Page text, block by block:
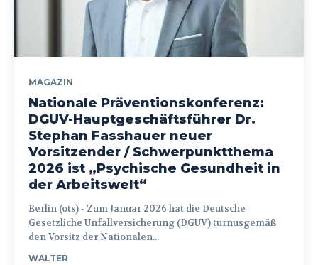
MAGAZIN
Nationale Präventionskonferenz:
DGUV-Hauptgeschäftsführer Dr.
Stephan Fasshauer neuer
Vorsitzender / Schwerpunktthema
2026 ist „Psychische Gesundheit in
der Arbeitswelt“
Berlin (ots) - Zum Januar 2026 hat die Deutsche
Gesetzliche Unfallversicherung (DGUV) turnusgemäß
den Vorsitz der Nationalen...
WALTER